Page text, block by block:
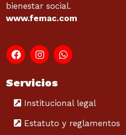
bienestar social.
www.femac.com
Servicios
Institucional legal
Estatuto y reglamentos